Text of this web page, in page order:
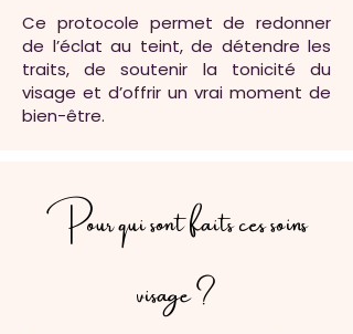
Ce protocole permet de redonner
de l’éclat au teint, de détendre les
traits, de soutenir la tonicité du
visage et d’offrir un vrai moment de
bien-être.
Pour qui sont faits ces soins
visage ?